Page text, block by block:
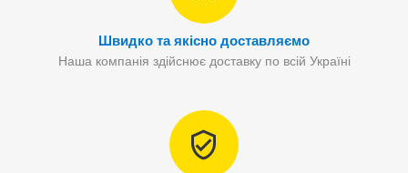
Швидко та якісно доставляємо
Наша компанія здійснює доставку по всій Україні